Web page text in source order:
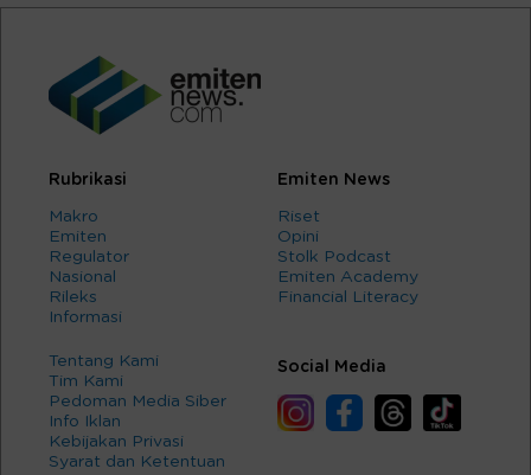
Rubrikasi
Makro
Emiten
Regulator
Nasional
Rileks
Informasi
Emiten News
Riset
Opini
Stolk Podcast
Emiten Academy
Financial Literacy
Tentang Kami
Tim Kami
Pedoman Media Siber
Info Iklan
Kebijakan Privasi
Syarat dan Ketentuan
Social Media